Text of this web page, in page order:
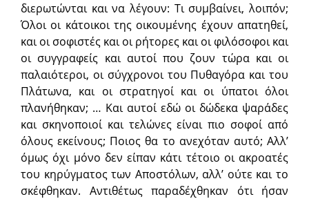
διερωτώνται και να λέγουν: Τι συμβαίνει, λοιπόν;
Όλοι οι κάτοικοι της οικουμένης έχουν απατηθεί,
και οι σοφιστές και οι ρήτορες και οι φιλόσοφοι και
οι συγγραφείς και αυτοί που ζουν τώρα και οι
παλαιότεροι, οι σύγχρονοι του Πυθαγόρα και του
Πλάτωνα, και οι στρατηγοί και οι ύπατοι όλοι
πλανήθηκαν; … Και αυτοί εδώ οι δώδεκα ψαράδες
και σκηνοποιοί και τελώνες είναι πιο σοφοί από
όλους εκείνους; Ποιος θα το ανεχόταν αυτό; Αλλ’
όμως όχι μόνο δεν είπαν κάτι τέτοιο οι ακροατές
του κηρύγματος των Αποστόλων, αλλ’ ούτε και το
σκέφθηκαν. Αντιθέτως παραδέχθηκαν ότι ήσαν